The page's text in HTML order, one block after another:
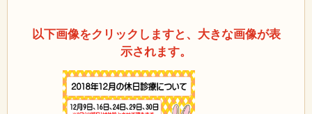
以下画像をクリックしますと、大きな画像が表
示されます。